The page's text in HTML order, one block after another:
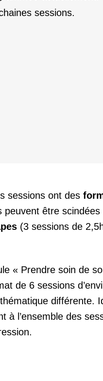
sessions.
sessions ont des
peuvent être scindées
(3 sessions de
« Prendre soin de
de 6 sessions
différente.
à l’ensemble des